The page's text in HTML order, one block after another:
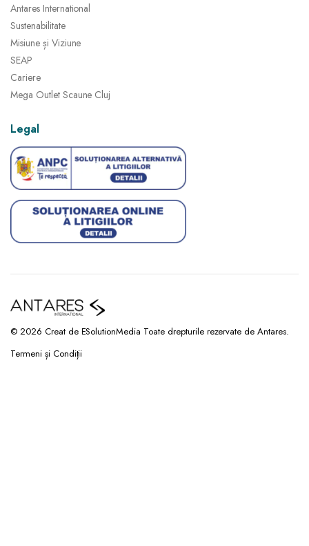
Antares International
Sustenabilitate
Misiune și Viziune
SEAP
Cariere
Mega Outlet Scaune Cluj
Legal
© 2026 Creat de ESolutionMedia Toate drepturile rezervate de Antares.
Termeni și Condiții